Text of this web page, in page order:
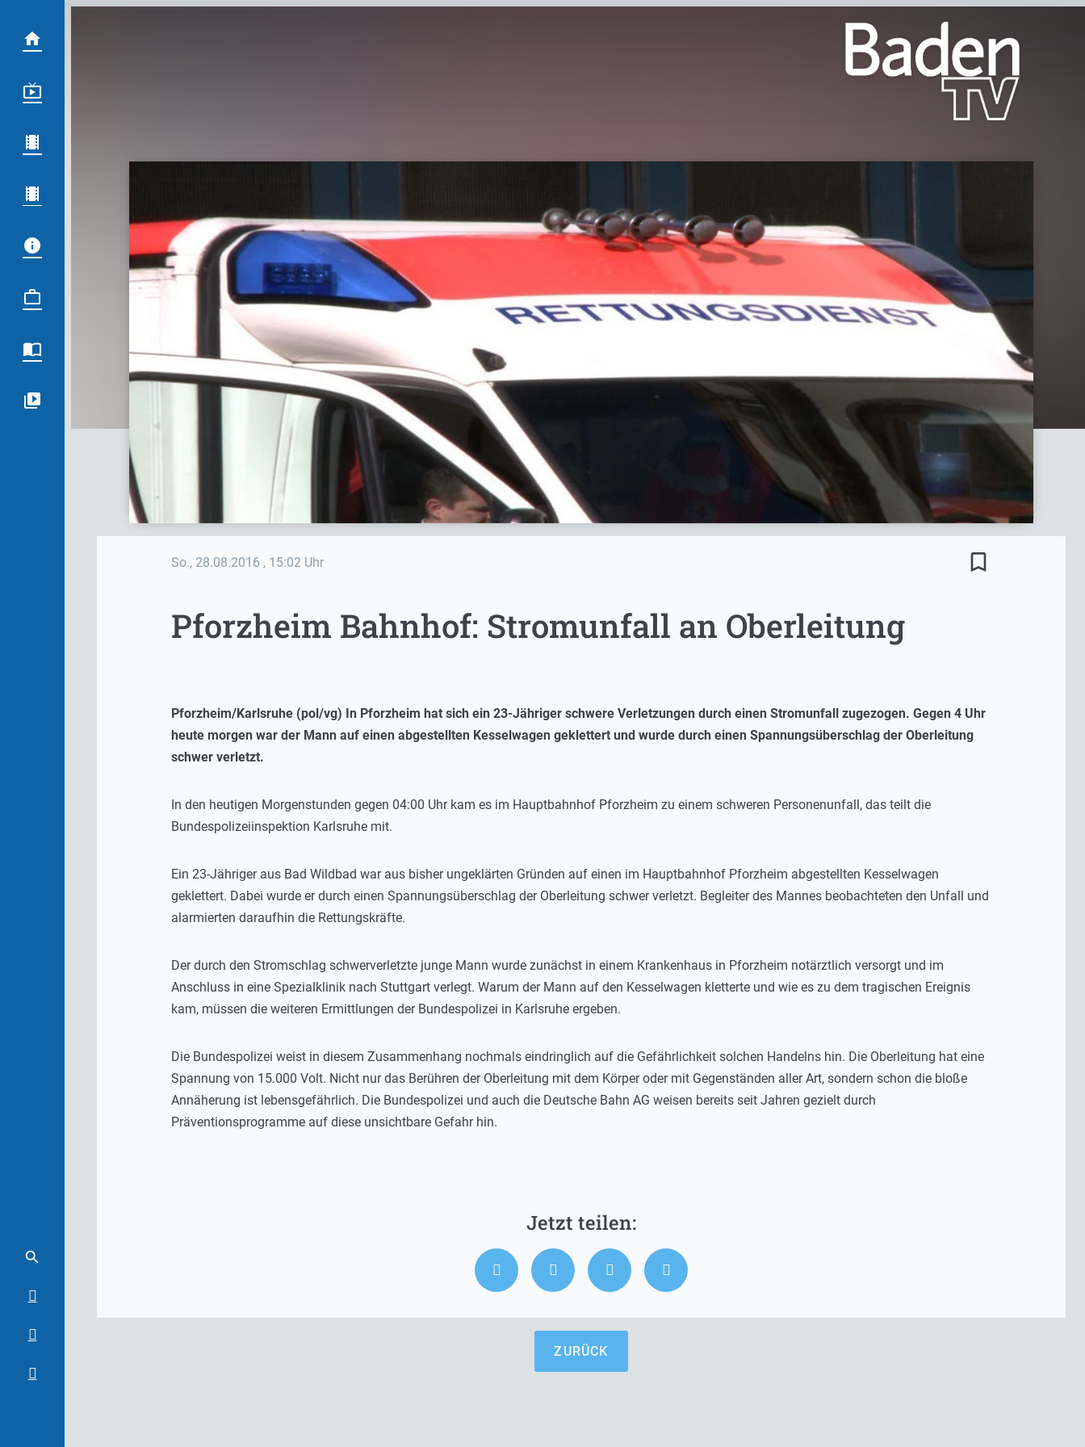
So., 28.08.2016 , 15:02 Uhr bookmark_border
Pforzheim Bahnhof: Stromunfall an Oberleitung
Pforzheim/Karlsruhe (pol/vg) In Pforzheim hat sich ein 23-Jähriger schwere Verletzungen durch einen Stromunfall zugezogen. Gegen 4 Uhr
heute morgen war der Mann auf einen abgestellten Kesselwagen geklettert und wurde durch einen Spannungsüberschlag der Oberleitung
schwer verletzt.
In den heutigen Morgenstunden gegen 04:00 Uhr kam es im Hauptbahnhof Pforzheim zu einem schweren Personenunfall, das teilt die
Bundespolizeiinspektion Karlsruhe mit.
Ein 23-Jähriger aus Bad Wildbad war aus bisher ungeklärten Gründen auf einen im Hauptbahnhof Pforzheim abgestellten Kesselwagen
geklettert. Dabei wurde er durch einen Spannungsüberschlag der Oberleitung schwer verletzt. Begleiter des Mannes beobachteten den Unfall und
alarmierten daraufhin die Rettungskräfte.
Der durch den Stromschlag schwerverletzte junge Mann wurde zunächst in einem Krankenhaus in Pforzheim notärztlich versorgt und im
Anschluss in eine Spezialklinik nach Stuttgart verlegt. Warum der Mann auf den Kesselwagen kletterte und wie es zu dem tragischen Ereignis
kam, müssen die weiteren Ermittlungen der Bundespolizei in Karlsruhe ergeben.
Die Bundespolizei weist in diesem Zusammenhang nochmals eindringlich auf die Gefährlichkeit solchen Handelns hin. Die Oberleitung hat eine
Spannung von 15.000 Volt. Nicht nur das Berühren der Oberleitung mit dem Körper oder mit Gegenständen aller Art, sondern schon die bloße
Annäherung ist lebensgefährlich. Die Bundespolizei und auch die Deutsche Bahn AG weisen bereits seit Jahren gezielt durch
Präventionsprogramme auf diese unsichtbare Gefahr hin.
ZURÜCK